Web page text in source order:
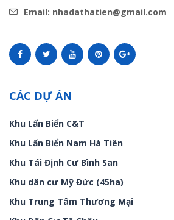
Email: nhadathatien@gmail.com
CÁC DỰ ÁN
Khu Lấn Biển C&T
Khu Lấn Biển Nam Hà Tiên
Khu Tái Định Cư Bình San
Khu dân cư Mỹ Đức (45ha)
Khu Trung Tâm Thương Mại